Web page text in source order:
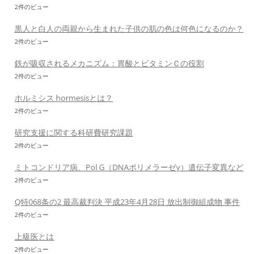
2件のビュー
黒人と白人の両親から生まれた子供の肌の色は何色になるのか？
2件のビュー
鉄が吸収されるメカニズム：胃酸とビタミンＣの役割
2件のビュー
ホルミシス hormesisとは？
2件のビュー
研究支援に関する科研費研究課題
2件のビュー
ミトコンドリア病、Pol G（DNAポリメラーゼγ）遺伝子変異など
2件のビュー
Q特068条の2 最高裁判決 平成23年4月28日 放出制御組成物 事件
2件のビュー
上級医とは
2件のビュー